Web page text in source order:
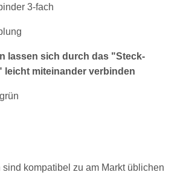
3-fach
lassen sich durch das "Steck-
leicht miteinander verbinden
sind kompatibel zu am Markt üblichen